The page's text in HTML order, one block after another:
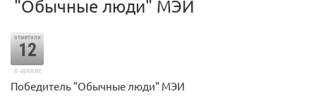
"Обычные люди" МЭИ
отметили
12
в архиве
Победитель "Обычные люди" МЭИ